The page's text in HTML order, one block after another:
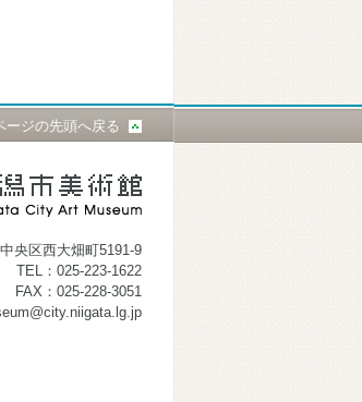
ージの先頭へ戻る
央区西大畑町5191-9
TEL：025-223-1622
FAX：025-228-3051